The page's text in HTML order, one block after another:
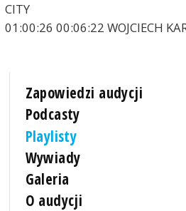
CITY
01:00:26 00:06:22 WOJCIECH
Zapowiedzi audycji
Podcasty
Playlisty
Wywiady
Galeria
O audycji